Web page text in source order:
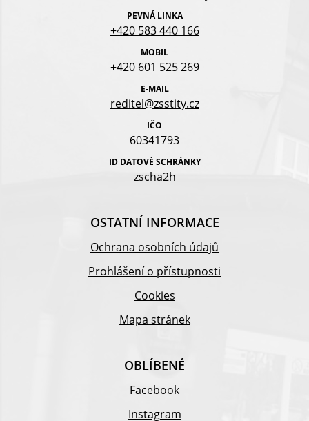
PEVNÁ LINKA
+420 583 440 166
MOBIL
+420 601 525 269
E-MAIL
reditel@zsstity.cz
IČO
60341793
ID DATOVÉ SCHRÁNKY
zscha2h
OSTATNÍ INFORMACE
Ochrana osobních údajů
Prohlášení o přístupnosti
Cookies
Mapa stránek
OBLÍBENÉ
Facebook
Instagram